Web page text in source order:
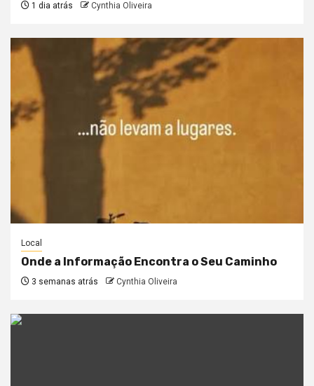
1 dia atrás Cynthia Oliveira
Local
Onde a Informação Encontra o Seu Caminho
3 semanas atrás Cynthia Oliveira